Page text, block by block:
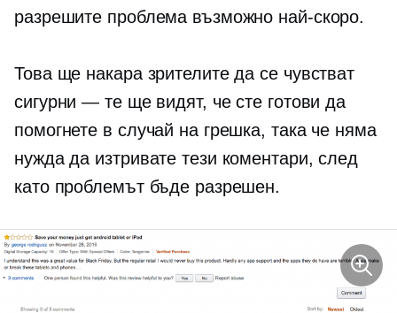
разрешите проблема възможно най-скоро.
Това ще накара зрителите да се чувстват
сигурни — те ще видят, че сте готови да
помогнете в случай на грешка, така че няма
нужда да изтривате тези коментари, след
като проблемът бъде разрешен.